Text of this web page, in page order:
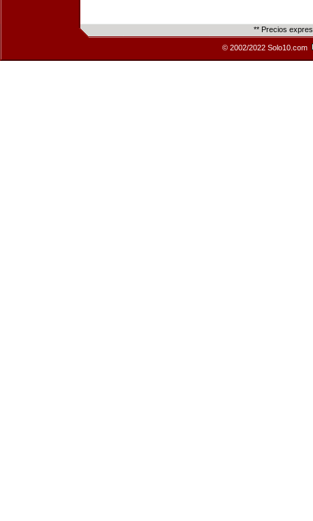
** Precios
© 2002/2022 Solo10.com